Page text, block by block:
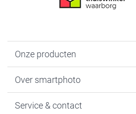
Onze producten
Fotoboeken
Fotocadeaus
Over smartphoto
Vacatures
Service & contact